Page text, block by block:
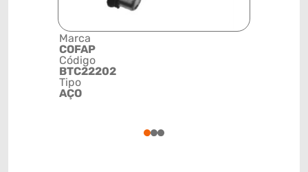
Marca
COFAP
Código
BTC22202
Tipo
AÇO
123